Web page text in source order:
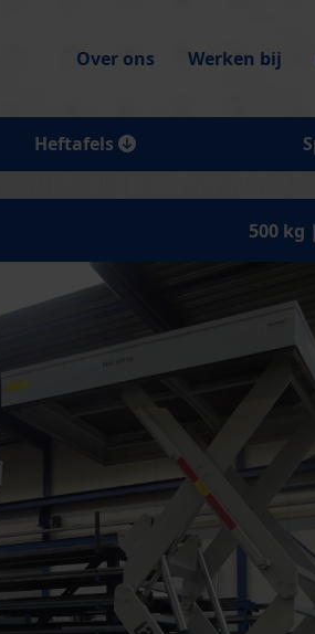
Over ons Werken bij
Heftafels
500 kg